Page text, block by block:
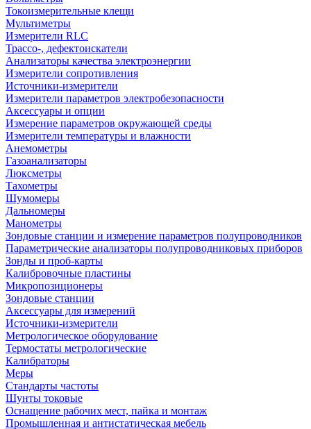
Токоизмерительные клещи
Мультиметры
Измерители RLC
Трассо-, дефектоискатели
Анализаторы качества электроэнергии
Измерители сопротивления
Источники-измерители
Измерители параметров электробезопасности
Аксессуары и опции
Измерение параметров окружающей среды
Измерители температуры и влажности
Анемометры
Газоанализаторы
Люксметры
Тахометры
Шумомеры
Дальномеры
Манометры
Зондовые станции и измерение параметров полупроводников
Параметрические анализаторы полупроводниковых приборов
Зонды и проб-карты
Калибровочные пластины
Микропозиционеры
Зондовые станции
Аксессуары для измерений
Источники-измерители
Метрологическое оборудование
Термостаты метрологические
Калибраторы
Меры
Стандарты частоты
Шунты токовые
Оснащение рабочих мест, пайка и монтаж
Промышленная и антистатическая мебель